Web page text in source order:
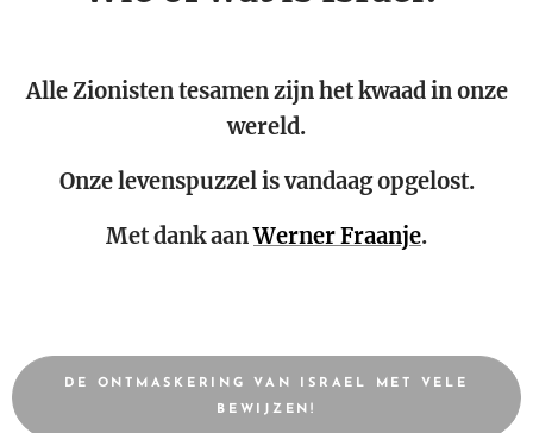
Alle Zionisten tesamen zijn het kwaad in onze
wereld.
Onze levenspuzzel is vandaag opgelost.
Met dank aanWerner Fraanje.
DE ONTMASKERING VAN ISRAEL MET VELE
BEWIJZEN!